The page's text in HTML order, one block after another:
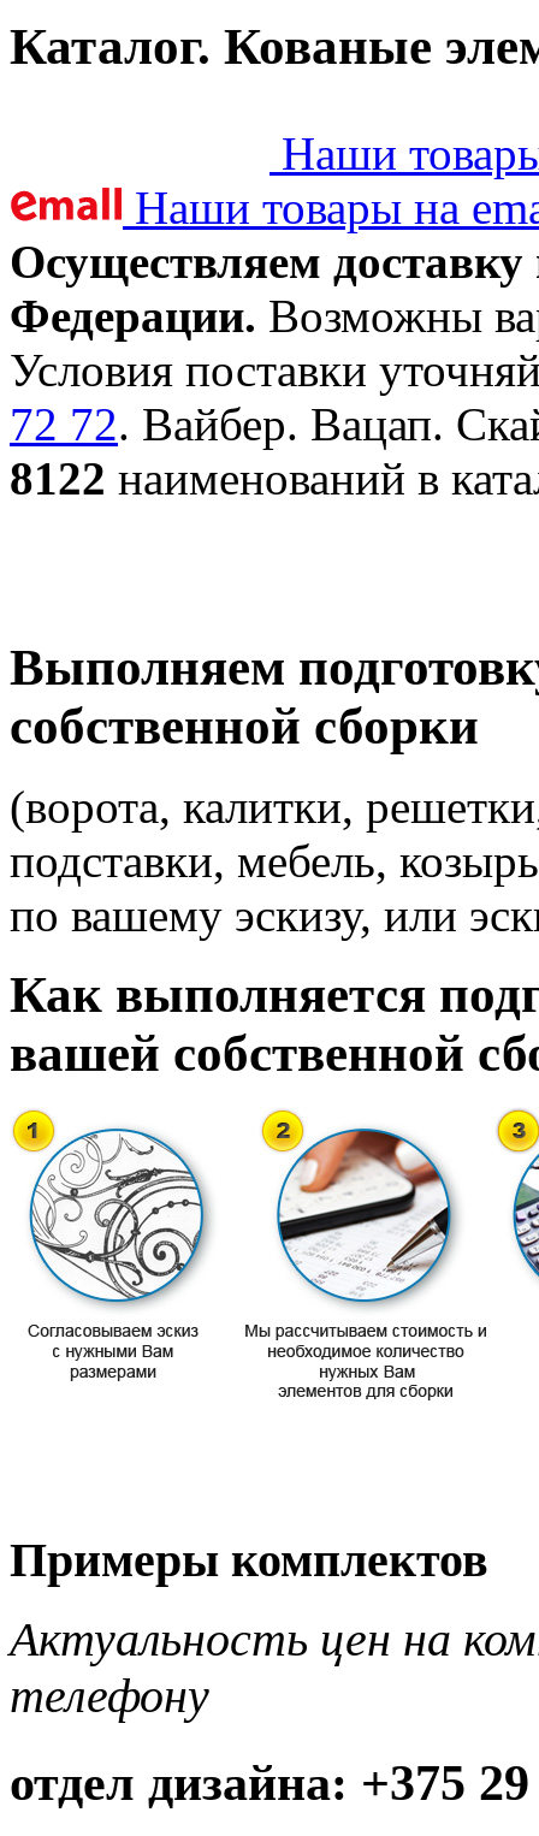
Каталог. Кованые
Наши
Наши товары на
Осуществляем
Федерации. Возможны
Условия поставки
72 72. Вайбер. Вацап.
8122 наименований в
Выполняем
собственной сборки
(ворота, калитки,
подставки, мебель,
по вашему эскизу, или
Как выполняется
вашей собственной
Примеры комплектов
Актуальность цен на
телефону
отдел дизайна: +375